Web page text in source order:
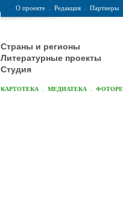
О проекте Редакция Партнеры
Страны и регионы
Литературные проекты
Студия
КАРТОТЕКА МЕДИАТЕКА